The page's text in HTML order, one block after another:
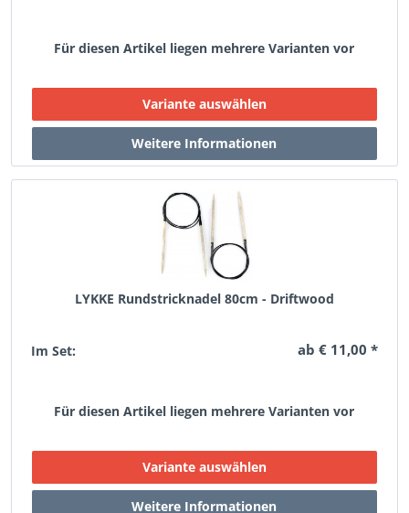
Für diesen Artikel liegen mehrere Varianten vor
LYKKE Rundstricknadel 80cm - Driftwood
Im Set: ab € 11,00 *
Für diesen Artikel liegen mehrere Varianten vor